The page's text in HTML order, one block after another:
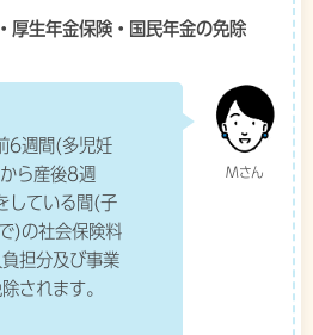
厚生年金保険・国民年金の免除
6週間(多児妊
ら産後8週
している間(子
)の社会保険料
担分及び事業
されます。